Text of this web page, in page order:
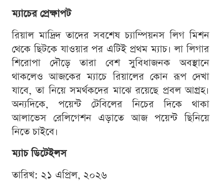
ম্যাচের প্রেক্ষাপট
রিয়াল মাদ্রিদ তাদের সবশেষ চ্যাম্পিয়নস লিগ মিশন
থেকে ছিটকে যাওয়ার পর এটিই প্রথম ম্যাচ। লা লিগার
শিরোপা দৌড়ে তারা বেশ সুবিধাজনক অবস্থানে
থাকলেও আজকের ম্যাচে রিয়ালের কোন রূপ দেখা
যাবে, তা নিয়ে সমর্থকদের মাঝে রয়েছে প্রবল আগ্রহ।
অন্যদিকে, পয়েন্ট টেবিলের নিচের দিকে থাকা
আলাভেস রেলিগেশন এড়াতে আজ পয়েন্ট ছিনিয়ে
নিতে চাইবে।
ম্যাচ ডিটেইলস
তারিখ: ২১ এপ্রিল, ২০২৬